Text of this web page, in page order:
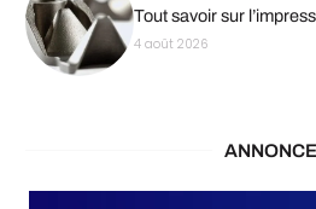
Tout savoir sur
4 août 2026
ANNONCE